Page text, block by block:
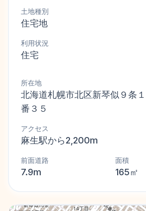
土地種別
住宅地
利用状況
住宅
所在地
北海道札幌市北区新琴似９条
番３５
アクセス
麻生駅から2,200m
前面道路
7.9m
面積
165㎡